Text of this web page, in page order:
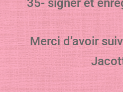
35- signer et
Merci d’avoir